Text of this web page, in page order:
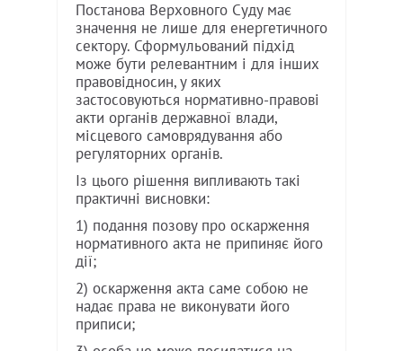
Постанова Верховного Суду має
значення не лише для енергетичного
сектору. Сформульований підхід
може бути релевантним і для інших
правовідносин, у яких
застосовуються нормативно-правові
акти органів державної влади,
місцевого самоврядування або
регуляторних органів.
Із цього рішення випливають такі
практичні висновки:
1) подання позову про оскарження
нормативного акта не припиняє його
дії;
2) оскарження акта саме собою не
надає права не виконувати його
приписи;